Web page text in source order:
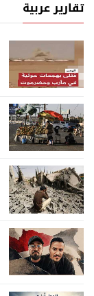
تقارير عربية